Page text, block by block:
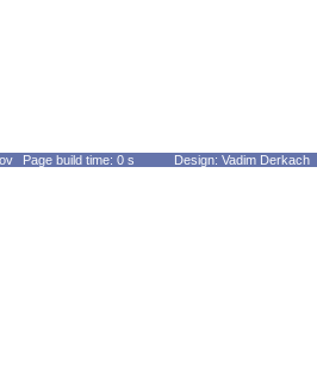
Page build time: 0 s Design: Vadim Derkach